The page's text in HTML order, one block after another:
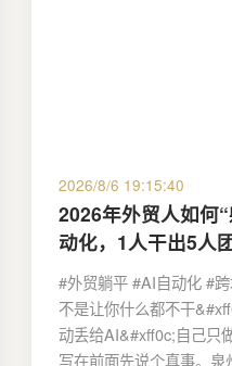
2026/8/6 19:15:40
2026年外贸人如何
动化，1人干出5人
#外贸躺平 #AI自动化 #
不是让你什么都不干
动丢给AI&#xff0c;自己只
写在前面先说个真事。